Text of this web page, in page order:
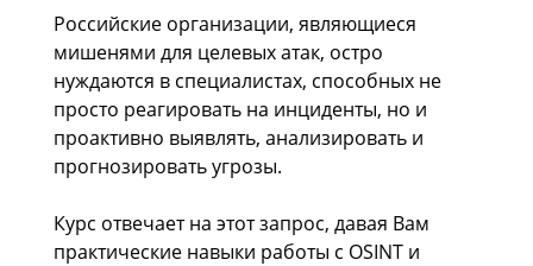
Российские организации, являющиеся
мишенями для целевых атак, остро
нуждаются в специалистах, способных не
просто реагировать на инциденты, но и
проактивно выявлять, анализировать и
прогнозировать угрозы.
Курс отвечает на этот запрос, давая Вам
практические навыки работы с OSINT и